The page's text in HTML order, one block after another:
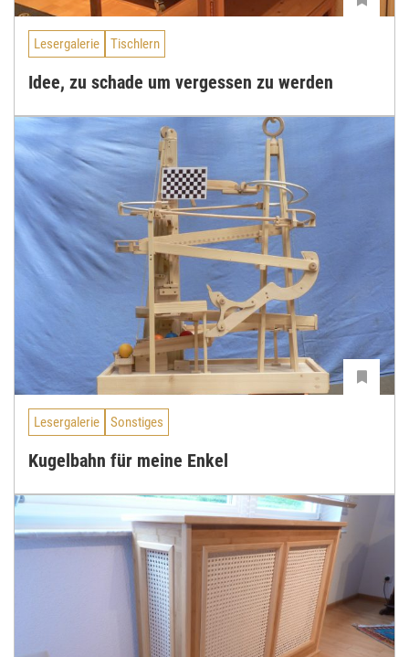
Lesergalerie Tischlern
Idee, zu schade um vergessen zu werden
Lesergalerie Sonstiges
Kugelbahn für meine Enkel